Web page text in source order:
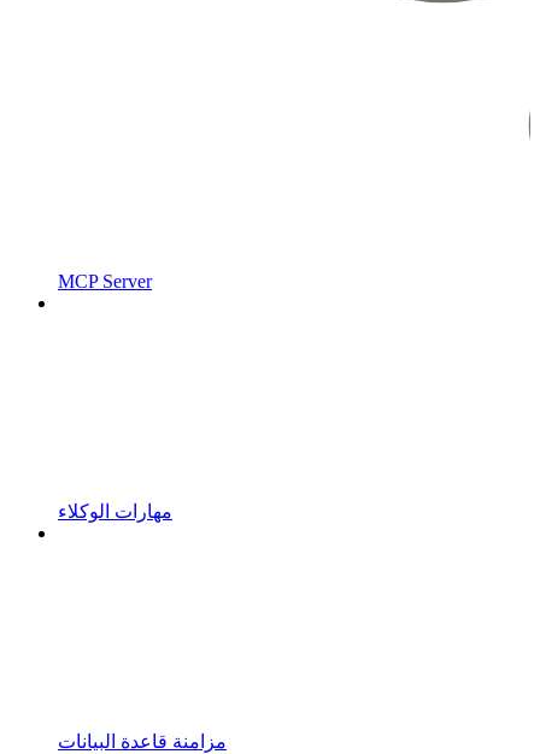
MCP Server
مهارات الوكلاء
مزامنة قاعدة البيانات